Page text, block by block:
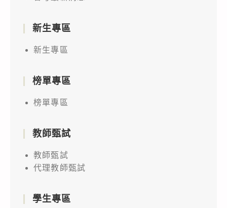
新生專區
新生專區
榜單專區
榜單專區
教師甄試
教師甄試
代理教師甄試
學生專區